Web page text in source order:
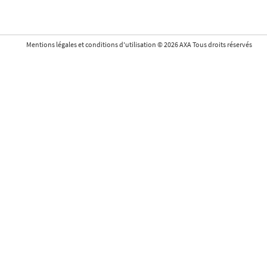
Mentions légales et conditions d'utilisation ©2026AXA Tous droits réservés